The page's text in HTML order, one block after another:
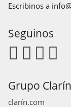
Escribinos a
Seguinos
Grupo Clarín
clarín.com